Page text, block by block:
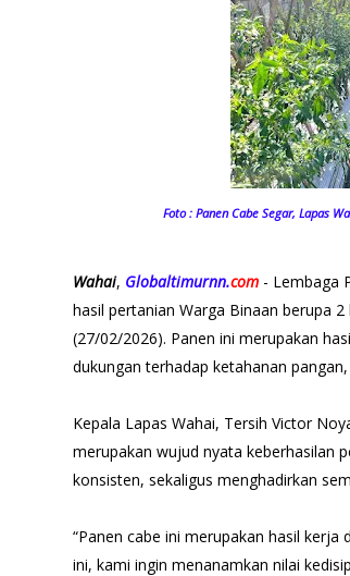
Foto : Panen Cabe Segar, Lapas
Wahai, Globaltimurnn.com - Lembaga
hasil pertanian Warga Binaan berupa
(27/02/2026). Panen ini merupakan
dukungan terhadap ketahanan
Kepala Lapas Wahai, Tersih Victor
merupakan wujud nyata keberhasilan
konsisten, sekaligus menghadirkan
“Panen cabe ini merupakan hasil
ini, kami ingin menanamkan nilai